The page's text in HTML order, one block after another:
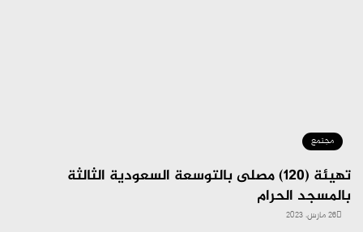
مجتمع
تهيئة (120) مصلى بالتوسعة السعودية الثالثة
بالمسجد الحرام
26 مارس، 2023